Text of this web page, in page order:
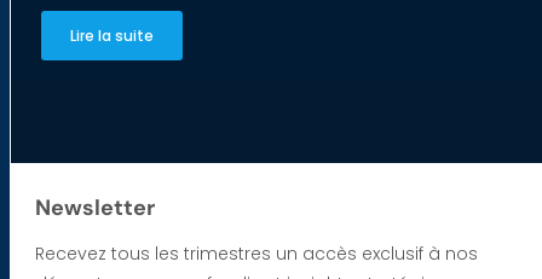
Lire la suite
Newsletter
Recevez tous les trimestres un accès exclusif à nos